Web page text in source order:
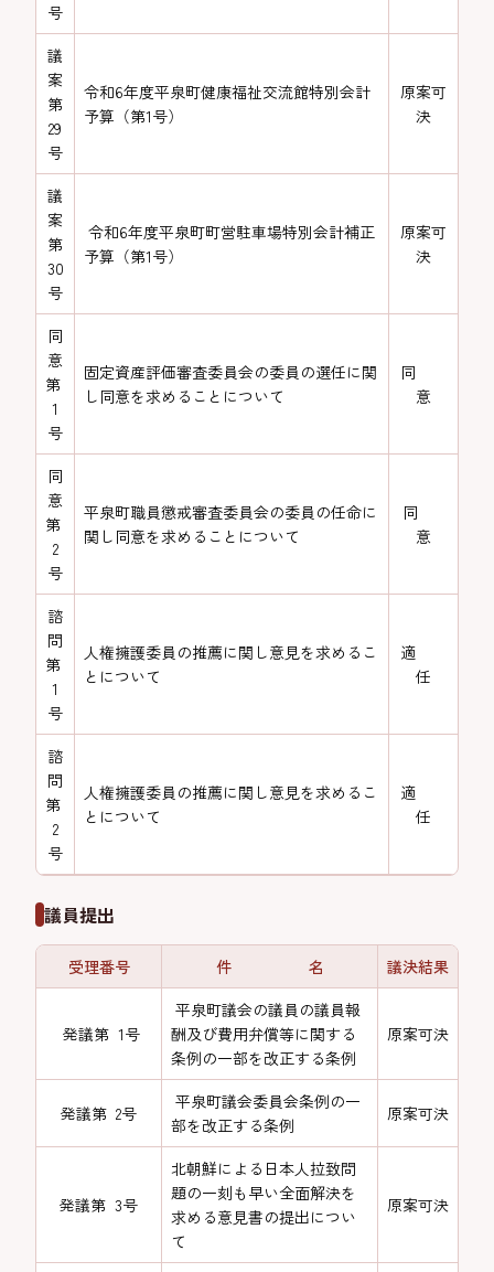
号
議
案
第
29
号
令和6年度平泉町健康福祉交流館特別会計
予算（第1号）
原案可
決
議
案
第
30
号
令和6年度平泉町町営駐車場特別会計補正
予算（第1号）
原案可
決
同
意
第
1
号
固定資産評価審査委員会の委員の選任に関
し同意を求めることについて
同
意
同
意
第
2
号
平泉町職員懲戒審査委員会の委員の任命に
関し同意を求めることについて
同
意
諮
問
第
1
号
人権擁護委員の推薦に関し意見を求めるこ
とについて
適
任
諮
問
第
2
号
人権擁護委員の推薦に関し意見を求めるこ
とについて
適
任
議員提出
受理番号 件 名 議決結果
発議第 1号
平泉町議会の議員の議員報
酬及び費用弁償等に関する
条例の一部を改正する条例
原案可決
発議第 2号
平泉町議会委員会条例の一
部を改正する条例
原案可決
発議第 3号
北朝鮮による日本人拉致問
題の一刻も早い全面解決を
求める意見書の提出につい
て
原案可決